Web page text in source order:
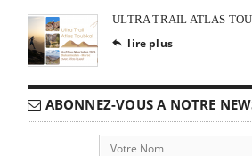
ULTRA TRAIL ATLAS
 lire plus
ABONNEZ-VOUS A NOTRE